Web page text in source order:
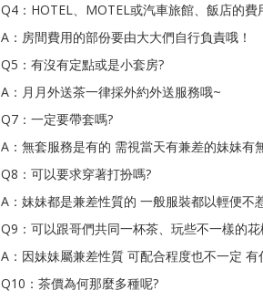
Q4：HOTEL、MOTEL或汽車旅館、飯店的費
A：房間費用的部份要由大大們自行負責哦！
Q5：有沒有定點或是小套房?
A：月月外送茶一律採外約外送服務哦~
Q7：一定要帶套嗎?
A：無套服務是有的 需視當天有兼差的妹妹有
Q8：可以要求穿著打扮嗎?
A：妹妹都是兼差性質的 一般服裝都以輕便不
Q9：可以跟哥們共同一杯茶、玩些不一樣的花
A：因妹妹屬兼差性質 可配合程度也不一定
Q10：茶價為何那麼多種呢?